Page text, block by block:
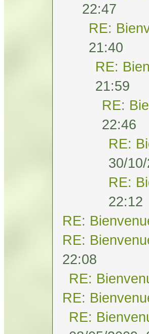
22:47
RE:
21:40
RE:
21:59
RE:
22:46
RE:
30/
RE:
22:12
RE:
RE:
22:08
RE:
RE:
RE: